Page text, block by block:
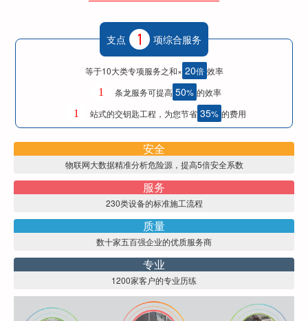
支点 项综合服务
等于10大类专项服务之和× 20倍 效率
1 条龙服务可提高 50% 的效率
1 站式的交钥匙工程，为您节省 35% 的费用
安全
物联网大数据精准分析危险源，提高5倍安全系数
服务
230类设备的标准施工流程
质量
数十家五百强企业的优质服务商
专业
1200家客户的专业历练